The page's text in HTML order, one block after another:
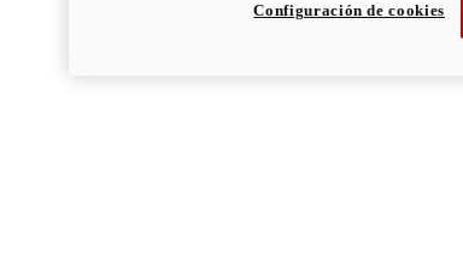
Configuración de cookies